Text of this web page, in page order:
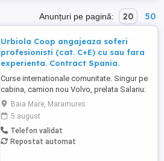
Anunțuri pe pagină: 20 50
Urbiola Coop angajeaza soferi
profesionisti (cat. C+E) cu sau fara
experienta. Contract Spania.
Curse internationale comunitate. Singur pe
cabina, camion nou Volvo, prelata Salariu:
2700 luna net 12.000 km (garantat) Prima
0,06 camion km extra peste 12000 km; +
100 prima la angajare pt. ADR; + 300 prima
pentru 6 luni lucrate; + 300 prima pentru 9
luni lucrate; + 300 prima pentru 12 luni
Baia Mare, Maramures
5 august
Telefon validat
Repostat automat